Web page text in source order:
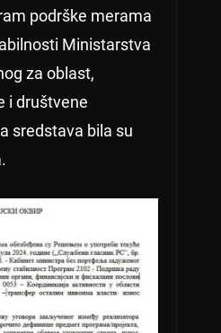
podrške merama
Ministarstva
za oblast,
i društvene
sredstava bila su